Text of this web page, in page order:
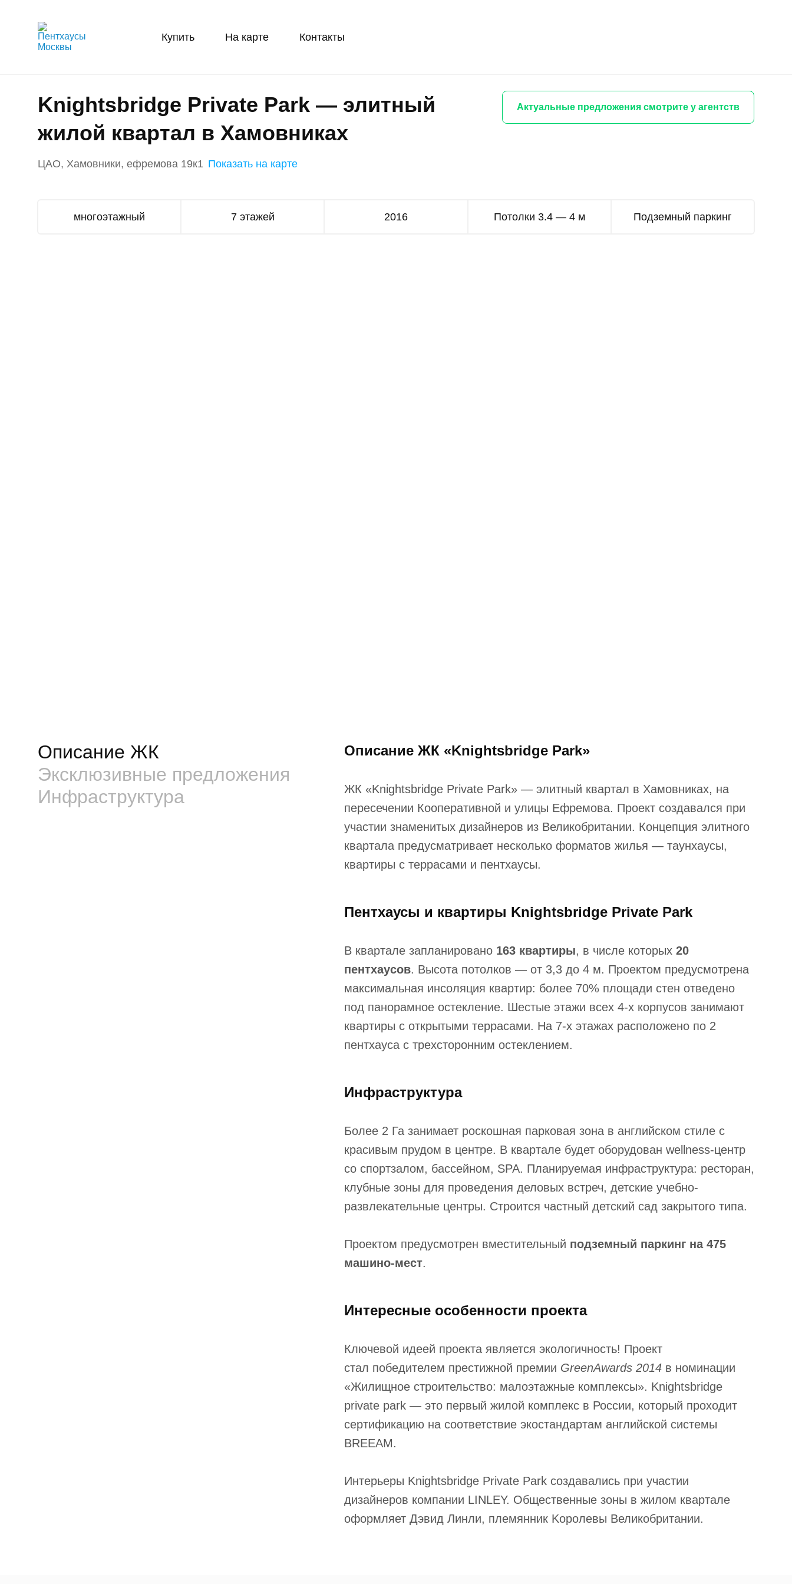
Купить На карте Контакты
Knightsbridge Private Park — элитный
жилой квартал в Хамовниках
ЦАО, Хамовники, ефремова 19к1 Показать на карте
Актуальные предложения смотрите у агентств
многоэтажный 7 этажей 2016 Потолки 3.4 — 4 м Подземный паркинг
Описание ЖК
Эксклюзивные предложения
Инфраструктура
Описание ЖК «Knightsbridge Park»
ЖК «Knightsbridge Private Park» — элитный квартал в Хамовниках, на
пересечении Кооперативной и улицы Ефремова. Проект создавался при
участии знаменитых дизайнеров из Великобритании. Концепция элитного
квартала предусматривает несколько форматов жилья — таунхаусы,
квартиры с террасами и пентхаусы.
Пентхаусы и квартиры Knightsbridge Private Park
В квартале запланировано 163 квартиры, в числе которых 20
пентхаусов. Высота потолков — от 3,3 до 4 м. Проектом предусмотрена
максимальная инсоляция квартир: более 70% площади стен отведено
под панорамное остекление. Шестые этажи всех 4-х корпусов занимают
квартиры с открытыми террасами. На 7-х этажах расположено по 2
пентхауса с трехсторонним остеклением.
Инфраструктура
Более 2 Га занимает роскошная парковая зона в английском стиле с
красивым прудом в центре. В квартале будет оборудован wellness-центр
со спортзалом, бассейном, SPA. Планируемая инфраструктура: ресторан,
клубные зоны для проведения деловых встреч, детские учебно-
развлекательные центры. Строится частный детский сад закрытого типа.
Проектом предусмотрен вместительный подземный паркинг на 475
машино-мест.
Интересные особенности проекта
Ключевой идеей проекта является экологичность! Проект
стал победителем престижной премии GreenAwards 2014 в номинации
«Жилищное строительство: малоэтажные комплексы». Knightsbridge
private park — это первый жилой комплекс в России, который проходит
сертификацию на соответствие экостандартам английской системы
BREEAM.
Интерьеры Knightsbridge Private Park создавались при участии
дизайнеров компании LINLEY. Общественные зоны в жилом квартале
оформляет Дэвид Линли, племянник Kоролевы Великобритании.